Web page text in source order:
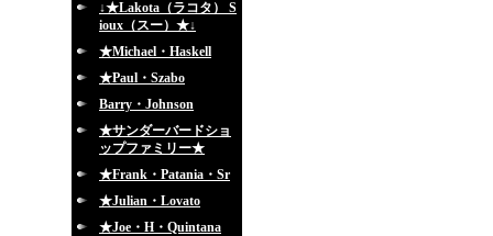
↓★Lakota（ラコタ） S
ioux（スー）★↓
★Michael・Haskell
★Paul・Szabo
Barry・Johnson
★サンダーバードショ
ップファミリー★
★Frank・Patania・Sr
★Julian・Lovato
★Joe・H・Quintana